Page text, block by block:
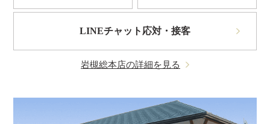
LINEチャット応対・接客
岩槻総本店の詳細を見る